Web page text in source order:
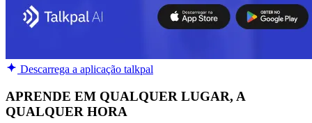
Descarrega a aplicação talkpal
APRENDE EM QUALQUER LUGAR, A
QUALQUER HORA